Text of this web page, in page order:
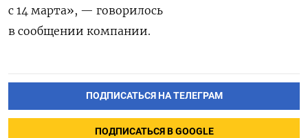
с 14 марта», — говорилось
в сообщении компании.
ПОДПИСАТЬСЯ НА ТЕЛЕГРАМ
ПОДПИСАТЬСЯ В GOOGLE